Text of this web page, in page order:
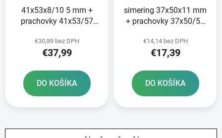
41x53x8/10 5 mm +
prachovky 41x53/57
vidlice Tourmax
€30,89 bez DPH
€37,99
DO KOŠÍKA
simering 37x50x11 mm
+ prachovky 37x50/54
vidlice Tourmax
€14,14 bez DPH
€17,39
DO KOŠÍKA